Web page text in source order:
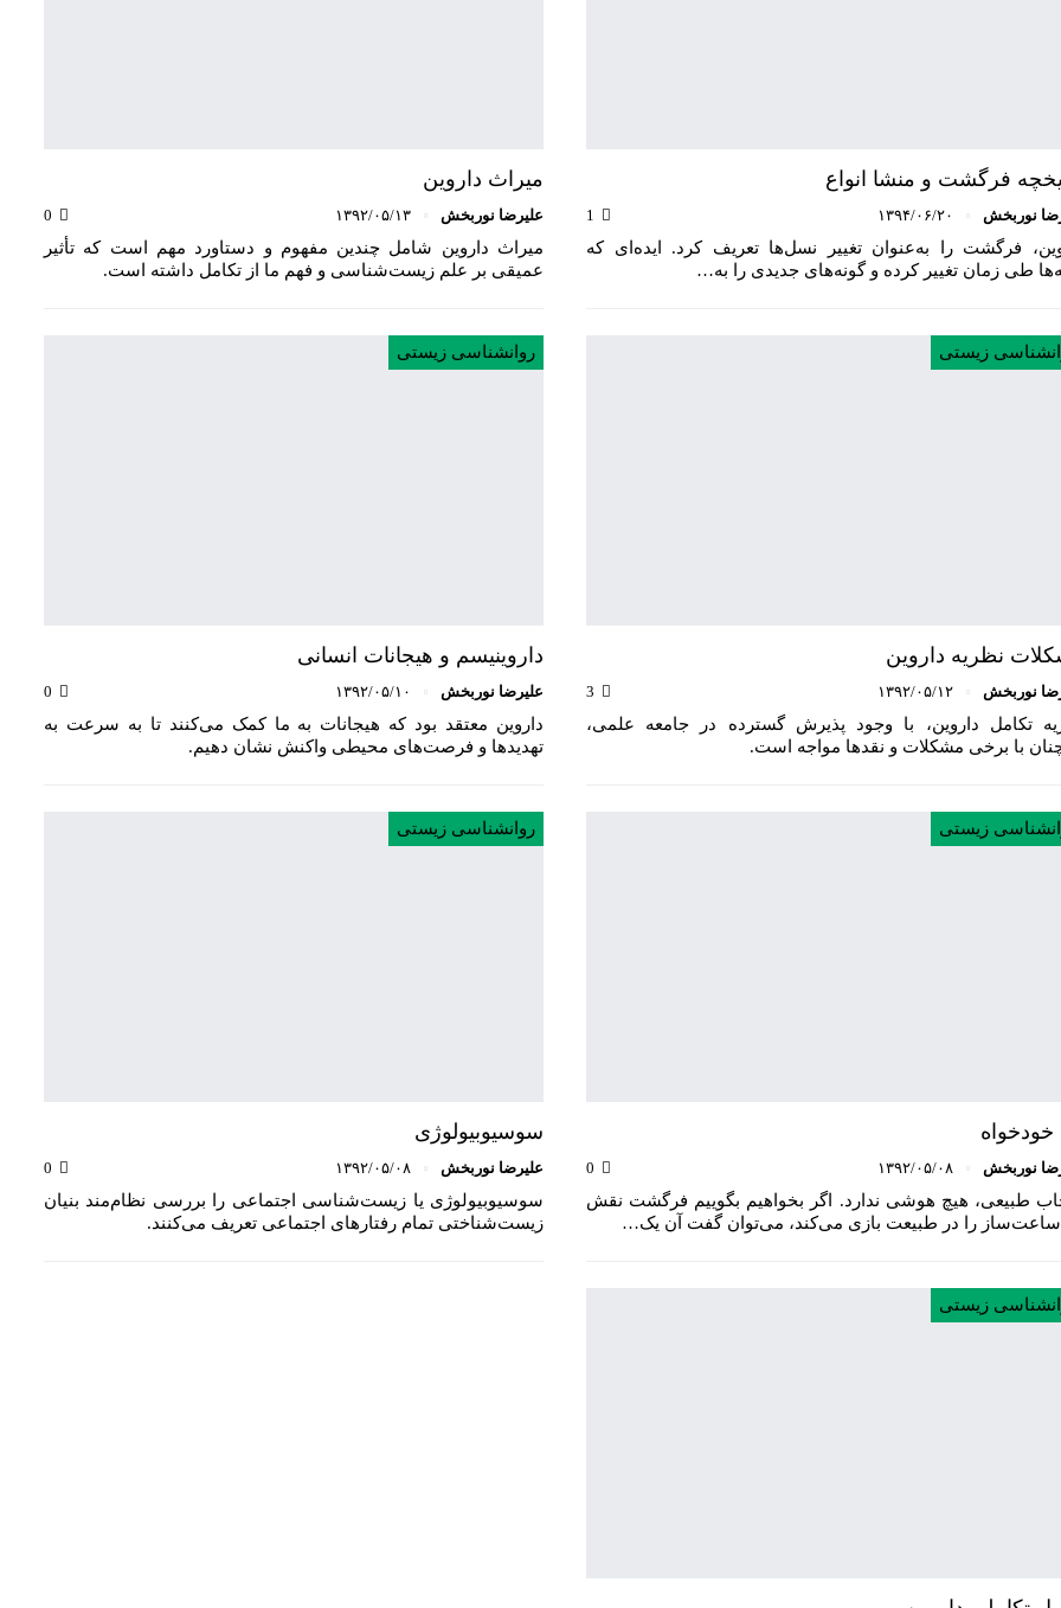
فرگشت و منشا انواع
نوربخش ۱۳۹۴/۰۶/۲۰
فرگشت را به‌عنوان تغییر نسل‌ها تعریف کرد. ایده‌ای که
طی زمان تغییر کرده و گونه‌های جدیدی را به‌…
میراث داروین
علیرضا نوربخش ۱۳۹۲/۰۵/۱۳
میراث داروین شامل چندین مفهوم و دستاورد مهم است که تأثیر
عمیقی بر علم زیست‌شناسی و فهم ما از تکامل داشته است.
زیستی
نظریه داروین
نوربخش ۱۳۹۲/۰۵/۱۲
تکامل داروین، با وجود پذیرش گسترده در جامعه علمی،
با برخی مشکلات و نقدها مواجه است.
روانشناسی زیستی
داروینیسم و هیجانات انسانی
علیرضا نوربخش ۱۳۹۲/۰۵/۱۰
داروین معتقد بود که هیجانات به ما کمک می‌کنند تا به سرعت به
تهدیدها و فرصت‌های محیطی واکنش نشان دهیم.
زیستی
نوربخش ۱۳۹۲/۰۵/۰۸
طبیعی، هیچ هوشی ندارد. اگر بخواهیم بگوییم فرگشت نقش
را در طبیعت بازی می‌کند، می‌توان گفت آن یک…
روانشناسی زیستی
سوسیوبیولوژی
علیرضا نوربخش ۱۳۹۲/۰۵/۰۸
سوسیوبیولوژی یا زیست‌شناسی اجتماعی را بررسی نظام‌مند بنیان
زیست‌شناختی تمام رفتارهای اجتماعی تعریف می‌کنند.
زیستی